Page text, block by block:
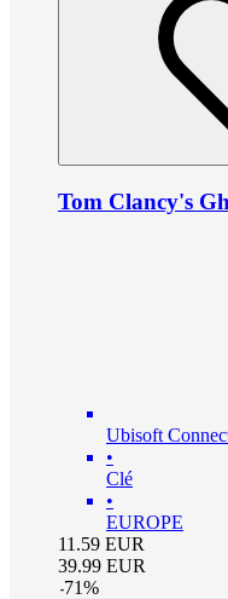
Tom Clancy's
Ubisoft
•
Clé
•
EUROPE
11.59 EUR
39.99 EUR
-71%